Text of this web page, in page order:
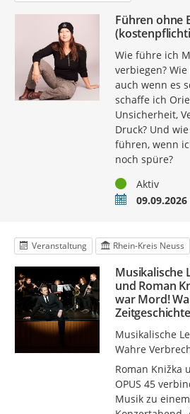
Führen ohne
Wie führe ich
verbiegen?
auch wenn es
schaffe ich
Unsicherheit,
Druck? Und
führen, wenn
noch spüre?
StatusAktiv
Termin
Veranstaltung Rhein-Kreis Neuss
Musikalische
und Roman
war Mord!
Musikalische
Wahre
Roman Knižka
OPUS 45
Musik zu